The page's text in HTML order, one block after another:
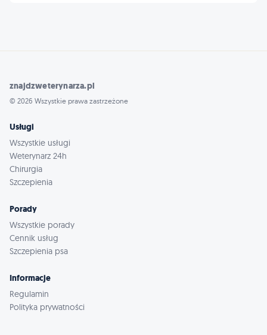
znajdzweterynarza.pl
© 2026 Wszystkie prawa zastrzeżone
Usługi
Wszystkie usługi
Weterynarz 24h
Chirurgia
Szczepienia
Porady
Wszystkie porady
Cennik usług
Szczepienia psa
Informacje
Regulamin
Polityka prywatności